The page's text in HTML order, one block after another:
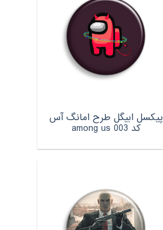
پیکسل ابیگل طرح امانگ آس
کد among us 003